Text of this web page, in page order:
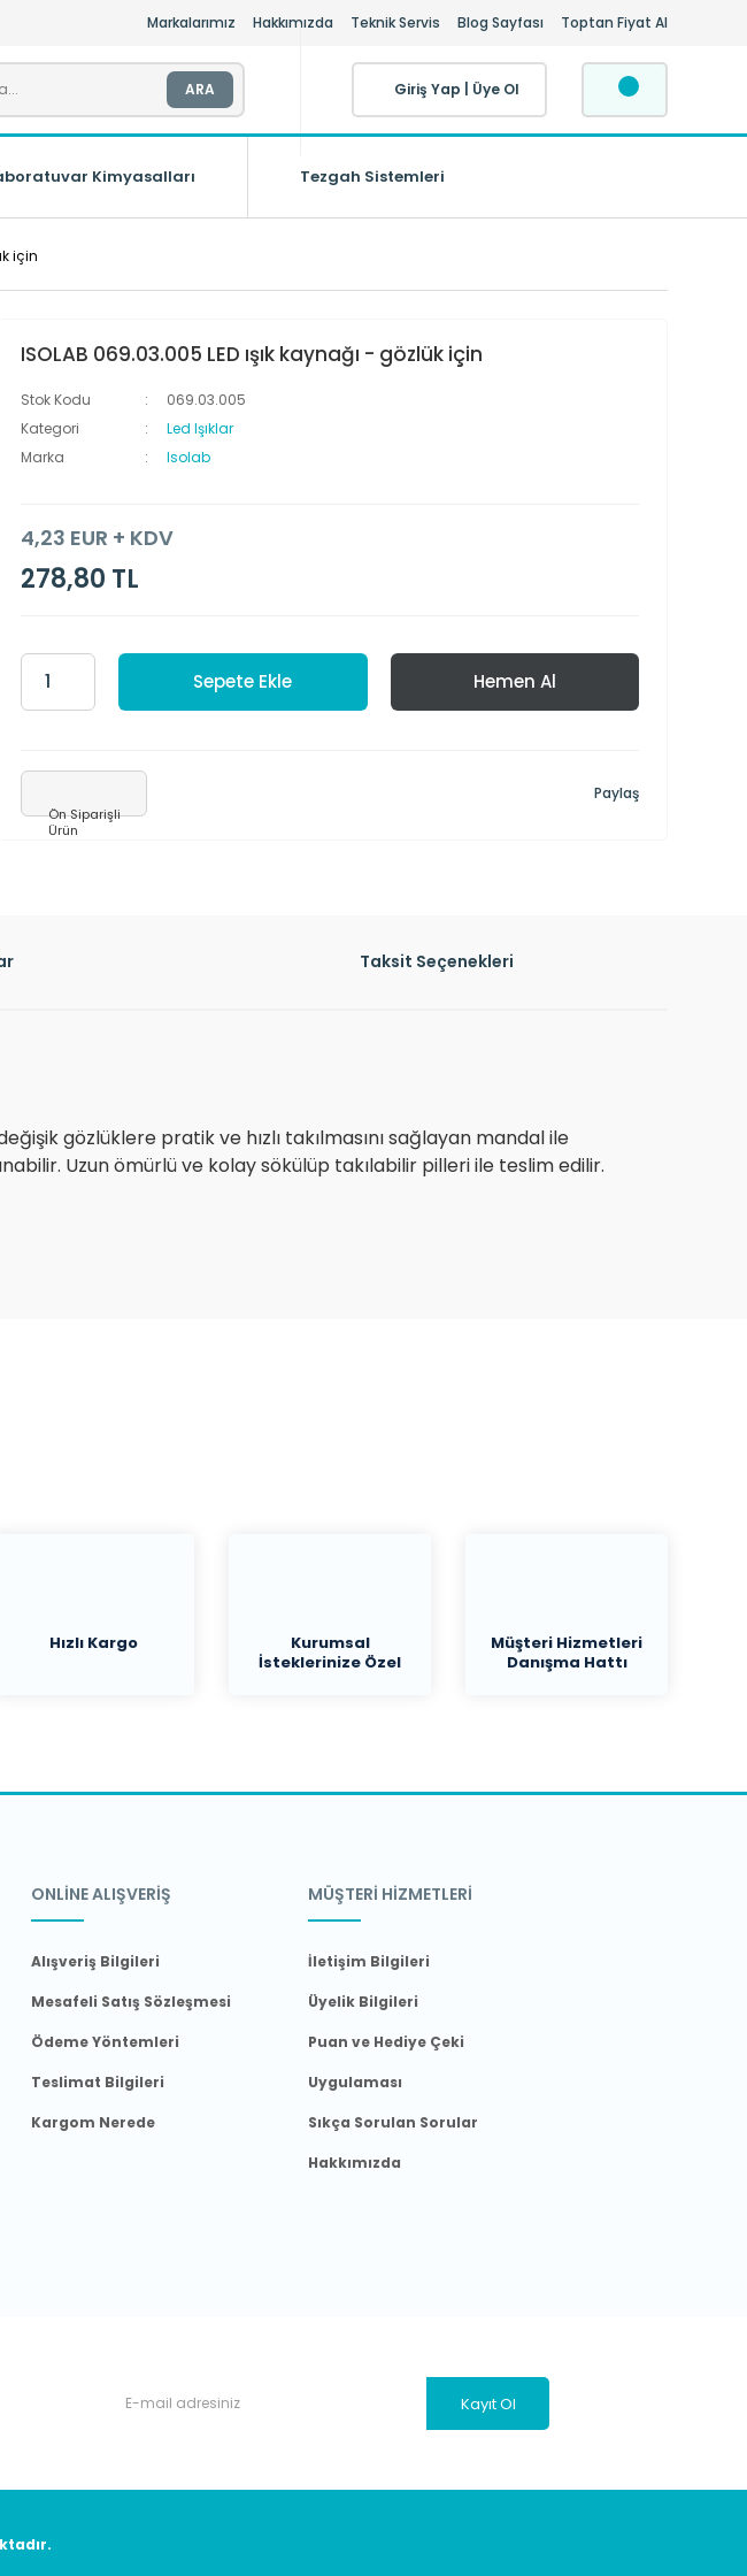
Markalarımız Hakkımızda Teknik Servis Blog Sayfası Toptan Fiyat Al
ARA Giriş Yap Üye Ol
Kimyasalları Tezgah Sistemleri
için
ISOLAB 069.03.005 LED ışık kaynağı - gözlük için
Stok Kodu
069.03.005
Kategori
Led Işıklar
Marka
Isolab
4,23 EUR + KDV
278,80 TL
Sepete Ekle Hemen Al
Ön Siparişli
Ürün
Paylaş
Taksit Seçenekleri
gözlüklere pratik ve hızlı takılmasını sağlayan mandal ile
Uzun ömürlü ve kolay sökülüp takılabilir pilleri ile teslim edilir.
Hızlı Kargo
Kurumsal
İsteklerinize Özel
Müşteri Hizmetleri
Danışma Hattı
ONLİNE ALIŞVERİŞ
Alışveriş Bilgileri
Mesafeli Satış Sözleşmesi
Ödeme Yöntemleri
Teslimat Bilgileri
Kargom Nerede
MÜŞTERİ HİZMETLERİ
İletişim Bilgileri
Üyelik Bilgileri
Puan ve Hediye Çeki
Uygulaması
Sıkça Sorulan Sorular
Hakkımızda
Kayıt Ol